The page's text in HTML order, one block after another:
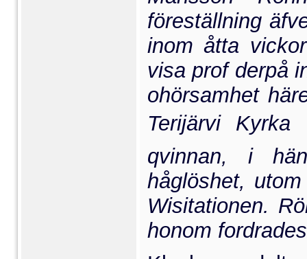
föreställning
inom åtta
visa prof derpå
ohörsamhet
Terijärvi Kyrka
qvinnan, i
håglöshet,
Wisitationen.
honom